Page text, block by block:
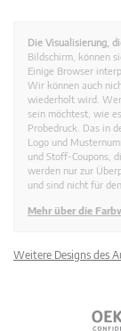
Die Visualisierung,
Bildschirm, können
Einige Browser
Wir können auch
wiederholt wird.
sein möchtest, wie
Probedruck. Das in
Logo und
und Stoff-Coupons,
werden nur zur
und sind nicht für
Mehr über die
Weitere Designs des